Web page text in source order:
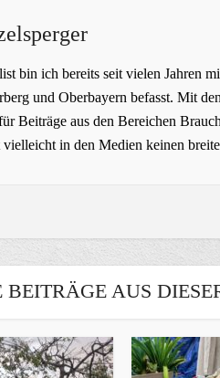
bin ich bereits seit vielen Jahren
und Oberbayern befasst. Mit
Beiträge aus den Bereichen
in den Medien keinen
AUS